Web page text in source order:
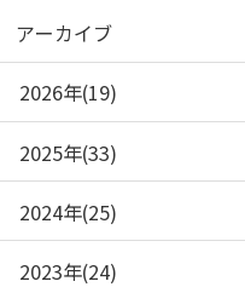
アーカイブ
2026年(19)
2025年(33)
2024年(25)
2023年(24)